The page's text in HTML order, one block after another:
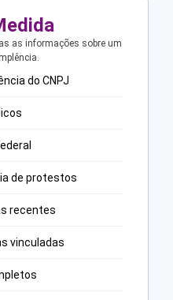
as informações sobre um
do CNPJ
de protestos
recentes
vinculadas